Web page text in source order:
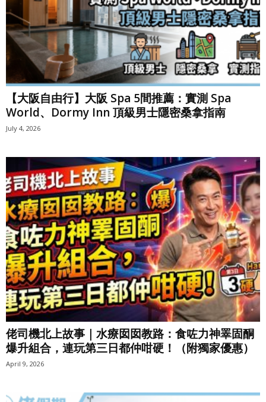
【大阪自由行】大阪 Spa 5間推薦：實測 Spa
World、Dormy Inn 頂級男士隱密桑拿指南
July 4, 2026
佬司機北上故事｜水療囡囡教路：食咗力神睪固酮
爆升組合，連玩第三日都仲咁硬！（附獨家優惠）
April 9, 2026